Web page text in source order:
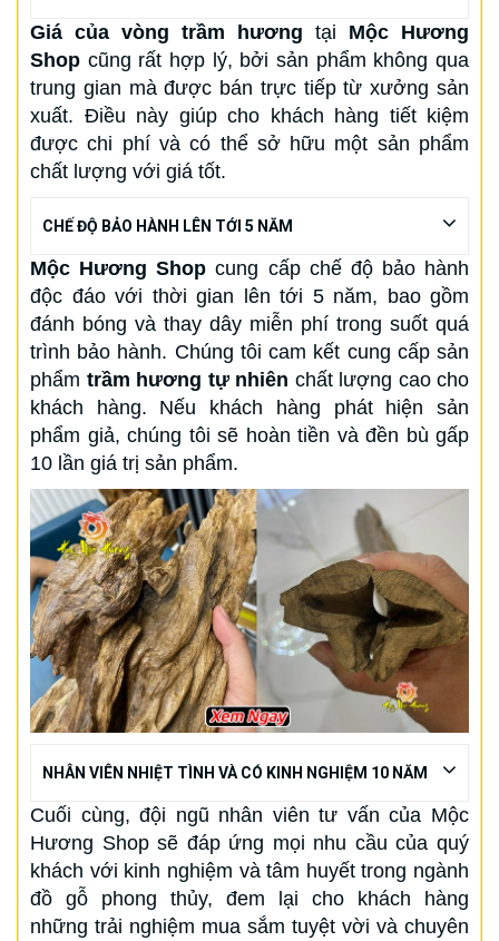
Giá của vòng trầm hương tại Mộc Hương
Shop cũng rất hợp lý, bởi sản phẩm không qua
trung gian mà được bán trực tiếp từ xưởng sản
xuất. Điều này giúp cho khách hàng tiết kiệm
được chi phí và có thể sở hữu một sản phẩm
chất lượng với giá tốt.
CHẾ ĐỘ BẢO HÀNH LÊN TỚI 5 NĂM
Mộc Hương Shopcung cấp chế độ bảo hành
độc đáo với thời gian lên tới 5 năm, bao gồm
đánh bóng và thay dây miễn phí trong suốt quá
trình bảo hành. Chúng tôi cam kết cung cấp sản
phẩm trầm hương tự nhiên chất lượng cao cho
khách hàng. Nếu khách hàng phát hiện sản
phẩm giả, chúng tôi sẽ hoàn tiền và đền bù gấp
10 lần giá trị sản phẩm.
NHÂN VIÊN NHIỆT TÌNH VÀ CÓ KINH NGHIỆM 10 NĂM
Cuối cùng, đội ngũ nhân viên tư vấn của Mộc
Hương Shop sẽ đáp ứng mọi nhu cầu của quý
khách với kinh nghiệm và tâm huyết trong ngành
đồ gỗ phong thủy, đem lại cho khách hàng
những trải nghiệm mua sắm tuyệt vời và chuyên